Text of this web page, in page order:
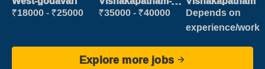
₹18000 - ₹25000 new
₹35000 - ₹40000
Depends on
experience/work
Explore more jobs